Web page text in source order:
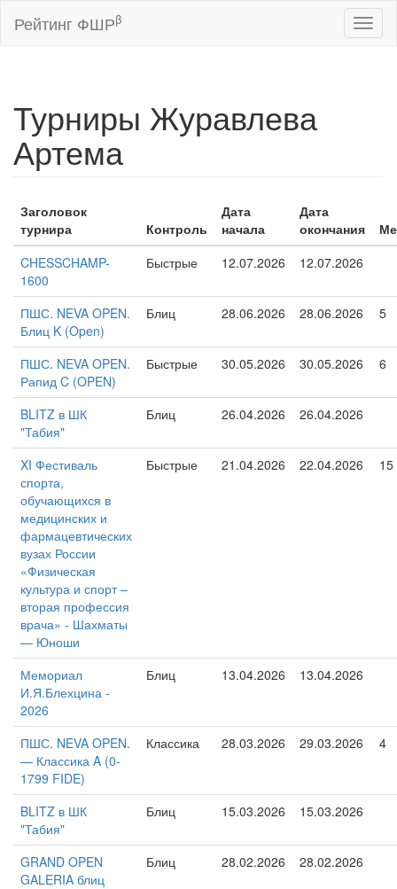
Рейтинг ФШРβ
Турниры Журавлева
Артема
Заголовок
турнира
Контроль
Дата
начала
Дата
окончания
CHESSCHAMP-
1600
Быстрые 12.07.2026 12.07.2026
ПШС. NEVA OPEN.
Блиц K (Open)
Блиц 28.06.2026 28.06.2026 5
ПШС. NEVA OPEN.
Рапид C (OPEN)
Быстрые 30.05.2026 30.05.2026 6
BLITZ в ШК
"Табия"
Блиц 26.04.2026 26.04.2026
XI Фестиваль
спорта,
обучающихся в
медицинских и
фармацевтических
вузах России
«Физическая
культура и спорт –
вторая профессия
врача» - Шахматы
— Юноши
Быстрые 21.04.2026 22.04.2026 15
Мемориал
И.Я.Блехцина -
2026
Блиц 13.04.2026 13.04.2026
ПШС. NEVA OPEN.
— Классика A (0-
1799 FIDE)
Классика 28.03.2026 29.03.2026 4
BLITZ в ШК
"Табия"
Блиц 15.03.2026 15.03.2026
GRAND OPEN
GALERIA блиц
Блиц 28.02.2026 28.02.2026